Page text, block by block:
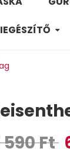
590Ft